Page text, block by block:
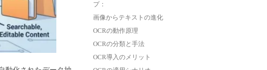
プ：
画像からテキストの進化
OCRの動作原理
OCRの分類と手法
OCR導入のメリット